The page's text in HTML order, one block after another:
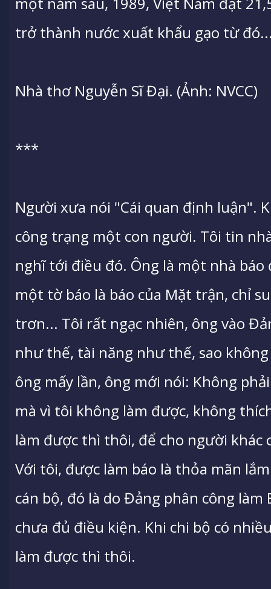
trở thành nước xuất khẩu gạo từ
Nhà thơ Nguyễn Sĩ Đại. (Ảnh: NVCC)
***
Người xưa nói "Cái quan định luận".
công trạng một con người. Tôi tin
nghĩ tới điều đó. Ông là một nhà báo
một tờ báo là báo của Mặt trận, chỉ
trơn... Tôi rất ngạc nhiên, ông vào
như thế, tài năng như thế, sao
ông mấy lần, ông mới nói: Không
mà vì tôi không làm được, không
làm được thì thôi, để cho người khác
Với tôi, được làm báo là thỏa mãn
cán bộ, đó là do Đảng phân công
chưa đủ điều kiện. Khi chi bộ có
làm được thì thôi.